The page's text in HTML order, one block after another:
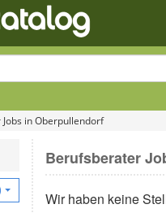
in Oberpullendorf
Berufsberater
Wir haben keine